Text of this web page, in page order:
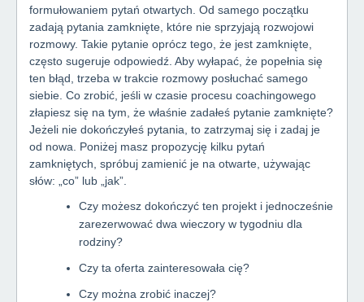
formułowaniem pytań otwartych. Od samego początku
zadają pytania zamknięte, które nie sprzyjają rozwojowi
rozmowy. Takie pytanie oprócz tego, że jest zamknięte,
często sugeruje odpowiedź. Aby wyłapać, że popełnia się
ten błąd, trzeba w trakcie rozmowy posłuchać samego
siebie. Co zrobić, jeśli w czasie procesu coachingowego
złapiesz się na tym, że właśnie zadałeś pytanie zamknięte?
Jeżeli nie dokończyłeś pytania, to zatrzymaj się i zadaj je
od nowa. Poniżej masz propozycję kilku pytań
zamkniętych, spróbuj zamienić je na otwarte, używając
słów: „co” lub „jak”.
Czy możesz dokończyć ten projekt i jednocześnie
zarezerwować dwa wieczory w tygodniu dla
rodziny?
Czy ta oferta zainteresowała cię?
Czy można zrobić inaczej?